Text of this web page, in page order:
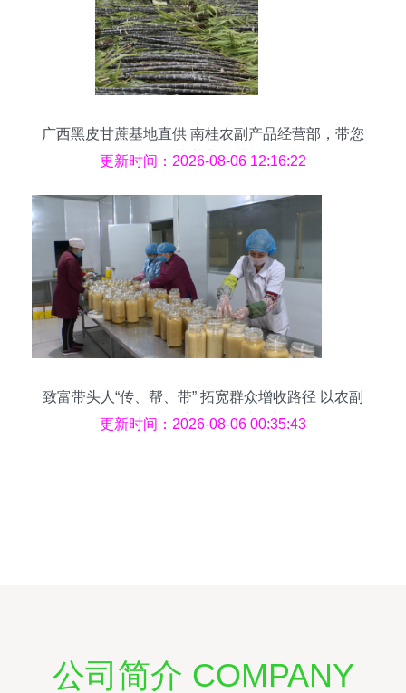
广西黑皮甘蔗基地直供 南桂农副产品经营部，带您
品味实惠鲜甜
更新时间：2026-08-06 12:16:22
致富带头人“传、帮、带” 拓宽群众增收路径 以农副
产品为核心驱动乡村振兴
更新时间：2026-08-06 00:35:43
公司简介 COMPANY